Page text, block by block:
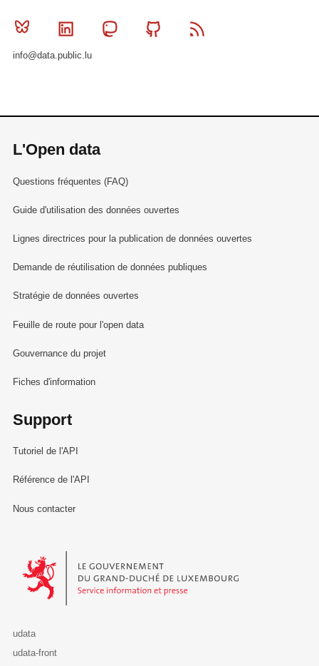
Bluesky Linkedin MastodonGithub
info@data.public.lu
L'Open data
Questions fréquentes (FAQ)
Guide d'utilisation des données ouvertes
Lignes directrices pour la publication de données ouvertes
Demande de réutilisation de données publiques
Stratégie de données ouvertes
Feuille de route pour l'open data
Gouvernance du projet
Fiches d'information
Support
Tutoriel de l'API
Référence de l'API
Nous contacter
Le Gouvernement du Grand-Duché de Luxembourg - Service
udata
udata-front